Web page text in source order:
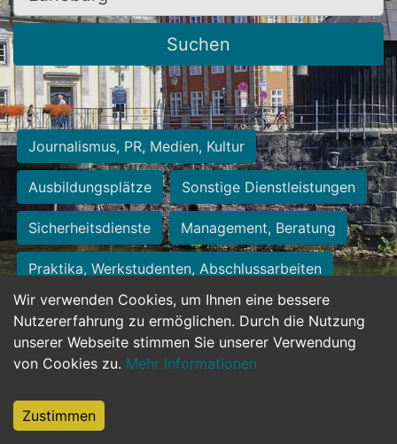
Wir verwenden Cookies, um Ihnen eine bessere
Nutzererfahrung zu ermöglichen. Durch die Nutzung
unserer Webseite stimmen Sie unserer Verwendung
von Cookies zu. Mehr Informationen
Zustimmen
Suchen
Journalismus, PR, Medien, Kultur
Ausbildungsplätze Sonstige Dienstleistungen
Sicherheitsdienste Management, Beratung
Praktika, Werkstudenten, Abschlussarbeiten
Personalwesen Assistenz, Sekretariat
Hilfskräfte, Aushilfs- und Nebenjobs
Weiterbildung, Studium, duale Ausbildung